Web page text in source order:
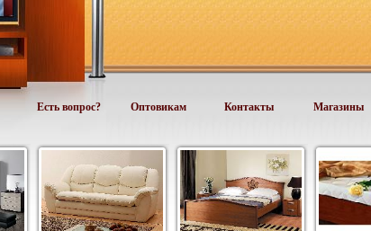
Есть вопрос? Оптовикам Контакты
Магазины